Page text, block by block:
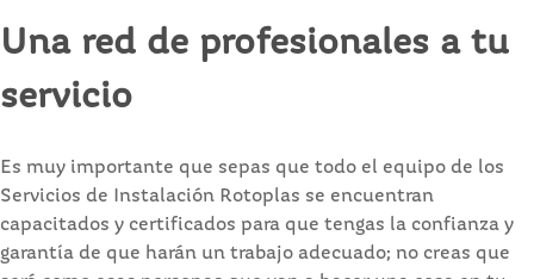
Una red de profesionales a tu
servicio
Es muy importante que sepas que todo el equipo de los
Servicios de Instalación Rotoplas se encuentran
capacitados y certificados para que tengas la confianza y
garantía de que harán un trabajo adecuado; no creas que